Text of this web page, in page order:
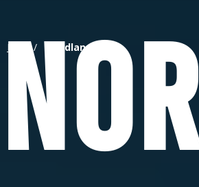
Hjem / Nordland